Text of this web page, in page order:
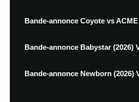
Bande-annonce Coyote vs ACME
Bande-annonce Babystar (2026)
Bande-annonce Newborn (2026)